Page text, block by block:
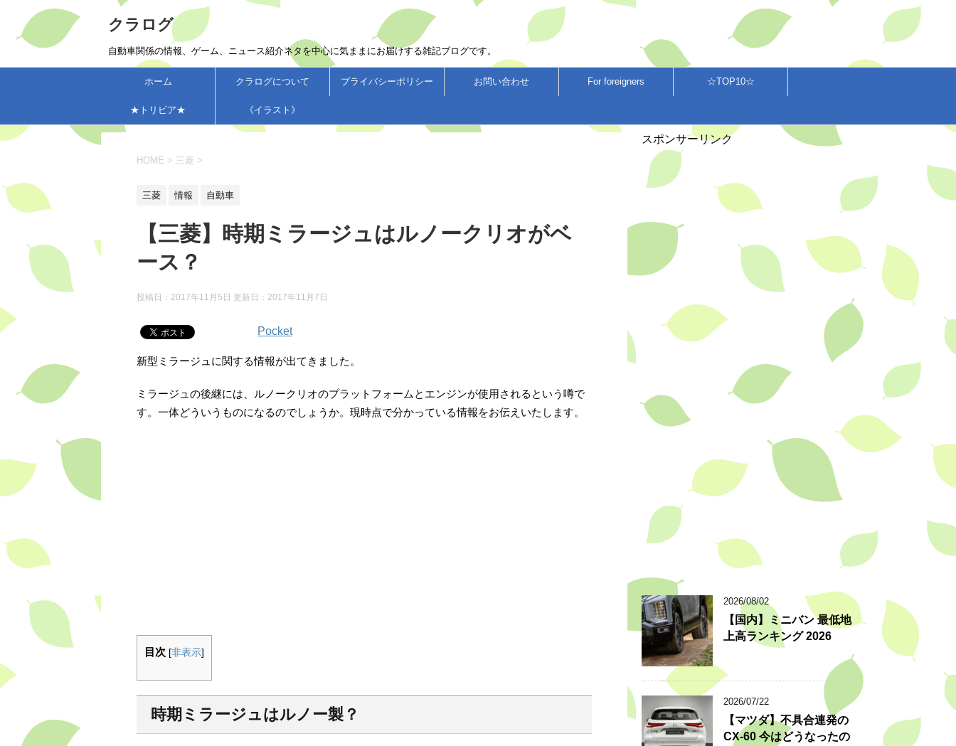
クラログ
自動車関係の情報、ゲーム、ニュース紹介ネタを中心に気ままにお届けする雑記ブログです。
ホーム クラログについて プライバシーポリシー お問い合わせ For foreigners ☆TOP10☆
★トリビア★ 《イラスト》
HOME > 三菱 >
三菱 情報 自動車
【三菱】時期ミラージュはルノークリオがベ
ース？
投稿日：2017年11月5日 更新日： 2017年11月7日
Pocket
新型ミラージュに関する情報が出てきました。
ミラージュの後継には、ルノークリオのプラットフォームとエンジンが使用されるという噂で
す。一体どういうものになるのでしょうか。現時点で分かっている情報をお伝えいたします。
目次 [非表示]
時期ミラージュはルノー製？
スポンサーリンク
2026/08/02
【国内】ミニバン 最低地
上高ランキング 2026
2026/07/22
【マツダ】不具合連発の
CX-60 今はどうなったの